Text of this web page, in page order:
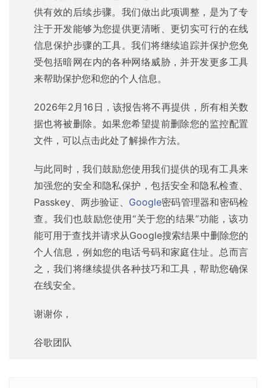
供有效的后续步骤。我们做出此项调整，是为了专
注于开发能够为您提供更清晰、更切实可行的在线
信息保护步骤的工具。我们将继续追踪并保护您免
受包括暗网在内的各种网络威胁，并开发更多工具
来帮助保护您和您的个人信息。
2026年2月16日，该报告将不再提供，所有相关数
据也将被删除。如果您希望提前删除您的监控配置
文件，可以点击此处了解操作方法。
与此同时，我们鼓励您使用我们提供的现有工具来
加强您的安全和隐私保护，包括安全和隐私检查、
Passkey、两步验证、 Google密码管理器和密码检
查。我们也鼓励您使用“关于您的结果”功能，该功
能可用于查找并请求从Google搜索结果中删除您的
个人信息，例如您的电话号码和家庭住址。总而言
之，我们将继续提供各种技巧和工具，帮助您确保
在线安全。
谢谢你，
谷歌团队